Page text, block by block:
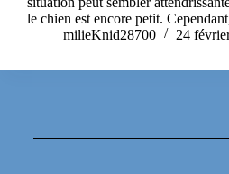
le chien est encore petit.
milieKnid28700
24